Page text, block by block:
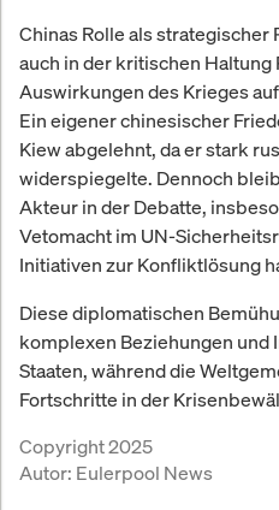
Chinas Rolle als strategischer
auch in der kritischen
Auswirkungen des Krieges
Ein eigener chinesischer
Kiew abgelehnt, da er stark
widerspiegelte. Dennoch
Akteur in der Debatte,
Vetomacht im UN-
Initiativen zur Konfliktlösung
Diese diplomatischen
komplexen Beziehungen
Staaten, während die
Fortschritte in der
Copyright 2025
Autor: Eulerpool News